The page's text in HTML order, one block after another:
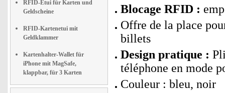
RFID-Etui für Karten und
Geldscheine
RFID-Kartenetui mit
Geldklammer
Kartenhalter-Wallet für
iPhone mit MagSafe,
klappbar, für 3 Karten
Blocage RFID :
Offre de la place
billets
Design pratique :
téléphone en mode
Couleur : bleu, noir